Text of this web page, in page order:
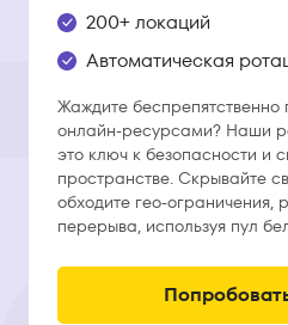
200+ локаций
Автоматическая
Жаждите беспрепятственно
онлайн-ресурсами? Наши
это ключ к безопасности и
пространстве. Скрывайте
обходите гео-ограничения,
перерыва, используя пул